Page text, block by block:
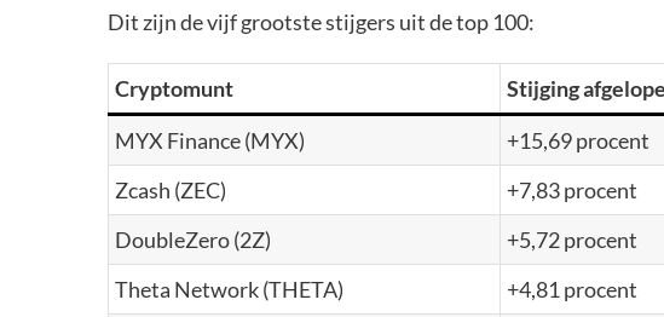
Dit zijn de vijf grootste stijgers uit de top 100:
Cryptomunt
Stijging
MYX Finance (MYX)
+15,69 procent
Zcash (ZEC)
+7,83 procent
DoubleZero (2Z)
+5,72 procent
Theta Network (THETA)
+4,81 procent